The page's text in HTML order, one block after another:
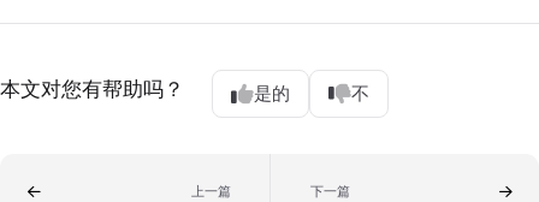
本文对您有帮助吗？ 是的 不
上一篇 下一篇